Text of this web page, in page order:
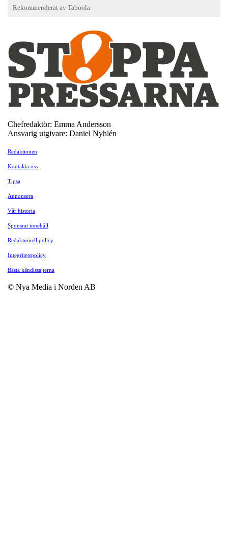
Chefredaktör: Emma Andersson
Ansvarig utgivare: Daniel Nyhlén
Redaktionen
Kontakta oss
Tipsa
Annonsera
Vår historia
Sponsrat innehåll
Redaktionell policy
Integritetspolicy
Bästa kändissajterna
© Nya Media i Norden AB